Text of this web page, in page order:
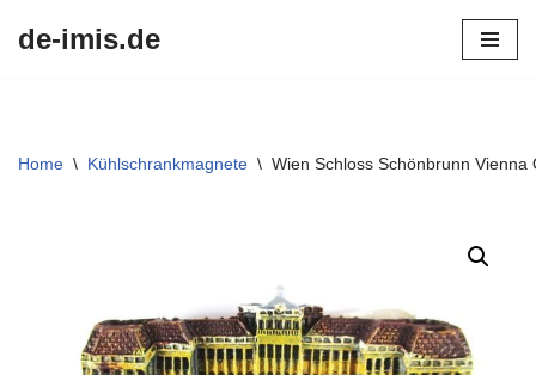
de-imis.de
Home \ Kühlschrankmagnete \ Wien Schloss Schönbrunn